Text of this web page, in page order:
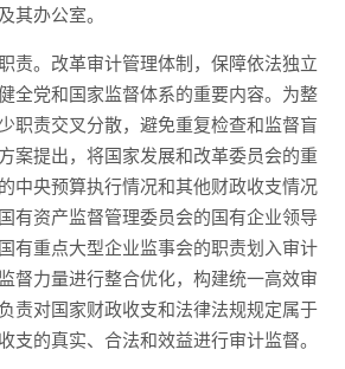
其办公室。
责。改革审计管理体制，保障依法独立
全党和国家监督体系的重要内容。为整
职责交叉分散，避免重复检查和监督盲
案提出，将国家发展和改革委员会的重
中央预算执行情况和其他财政收支情况
有资产监督管理委员会的国有企业领导
有重点大型企业监事会的职责划入审计
督力量进行整合优化，构建统一高效审
责对国家财政收支和法律法规规定属于
支的真实、合法和效益进行审计监督。